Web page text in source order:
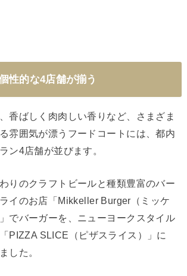
性的な4店舗が揃う
香ばしく肉肉しい香りなど、さまざま
雰囲気が漂うフードコートには、都内
ン4店舗が並びます。
りのクラフトビールと種類豊富のバー
イのお店「Mikkeller Burger（ミッケ
でバーガーを、ニューヨークスタイル
PIZZA SLICE（ピザスライス）」に
した。